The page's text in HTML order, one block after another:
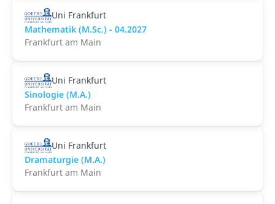
Uni Frankfurt
Mathematik (M.Sc.) - 04.2027
Frankfurt am Main
Uni Frankfurt
Sinologie (M.A.)
Frankfurt am Main
Uni Frankfurt
Dramaturgie (M.A.)
Frankfurt am Main